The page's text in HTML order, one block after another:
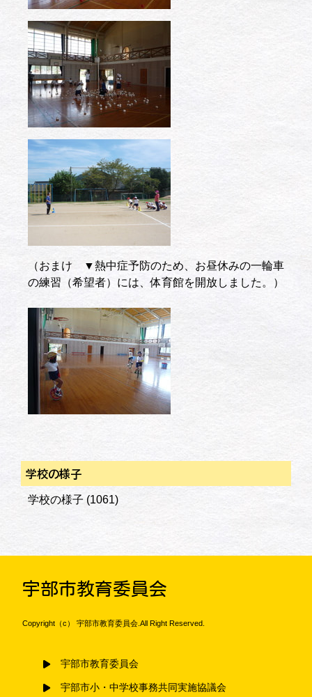
（おまけ ▼熱中症予防のため、お昼休みの一輪車
の練習（希望者）には、体育館を開放しました。）
学校の様子
学校の様子 (1061)
宇部市教育委員会
Copyright（c） 宇部市教育委員会.All Right Reserved.
宇部市教育委員会
宇部市小・中学校事務共同実施協議会